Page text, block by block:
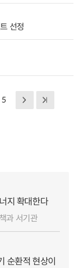
선정
5
지 확대한다
과 서기관
순환적 현상이